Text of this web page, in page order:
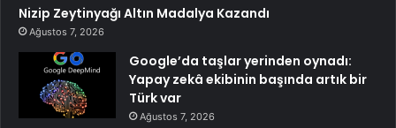
Nizip Zeytinyağı Altın Madalya Kazandı
Ağustos 7, 2026
Google’da taşlar yerinden oynadı:
Yapay zekâ ekibinin başında artık bir
Türk var
Ağustos 7, 2026